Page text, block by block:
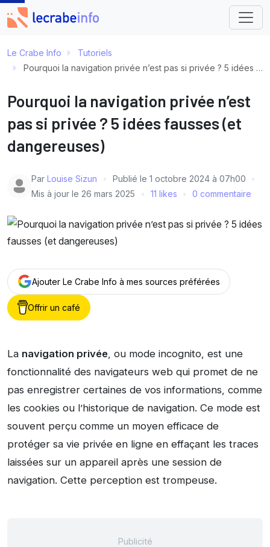
Le Crabe Info
Tutoriels
Pourquoi la navigation privée n’est pas si privée ? 5 idées fausses (et dangereuses)
Pourquoi la navigation privée n’est
pas si privée ? 5 idées fausses (et
dangereuses)
Par Louise Sizun Publié le 1 octobre 2024 à 07h00
Mis à jour le 26 mars 2025 11 likes 0 commentaire
Ajouter Le Crabe Info à mes sources préférées
Offrir un café
La navigation privée , ou mode incognito, est une
fonctionnalité des navigateurs web qui promet de ne
pas enregistrer certaines de vos informations, comme
les cookies ou l’historique de navigation. Ce mode est
souvent perçu comme un moyen efficace de
protéger sa vie privée en ligne en effaçant les traces
laissées sur un appareil après une session de
navigation. Cette perception est trompeuse.